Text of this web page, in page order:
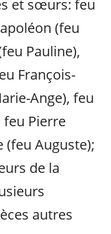
et sœurs: feu
(feu
Pauline),
François-
Ange), feu
feu Pierre
(feu Auguste);
de la
autres